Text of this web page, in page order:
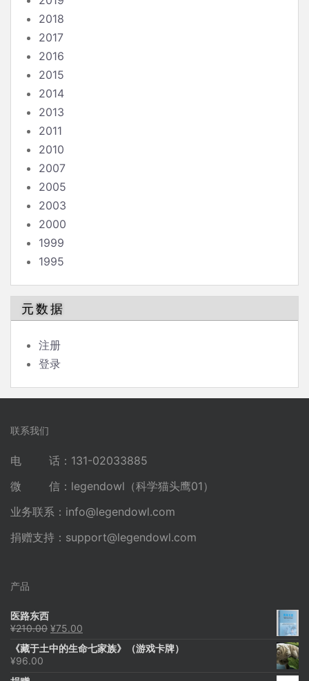
2018
2017
2016
2015
2014
2013
2011
2010
2007
2005
2003
2000
1999
1995
元数据
注册
登录
联系我们
电 话：131-02033885
微 信：legendowl（科学猫头鹰01）
业务联系： info@legendowl.com
捐赠支持： support@legendowl.com
产品
医路东西
¥210.00 原
为：
¥75.00
价
《藏于土中的生命七家族》（游戏卡牌）
¥96.00